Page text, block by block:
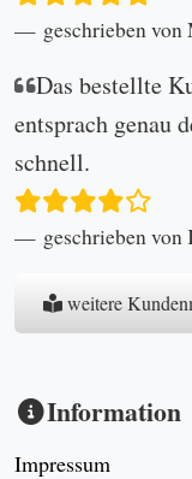
geschrieben
Das bestellte
entsprach genau
schnell.
geschrieben von
weitere
Information
Impressum